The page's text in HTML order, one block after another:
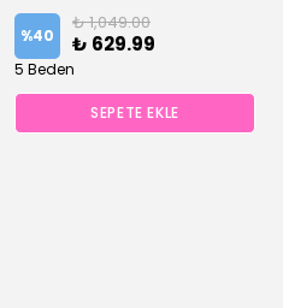
%40
₺ 1,049.00
₺ 629.99
5 Beden
SEPETE EKLE